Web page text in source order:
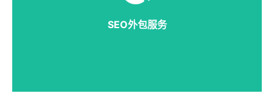
SEO外包服务
详细说明